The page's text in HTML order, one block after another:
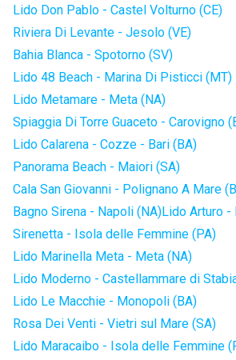
Lido Don Pablo - Castel Volturno (CE)
Riviera Di Levante - Jesolo (VE)
Bahia Blanca - Spotorno (SV)
Lido 48 Beach - Marina Di Pisticci (MT)
Lido Metamare - Meta (NA)
Spiaggia Di Torre Guaceto - Carovigno
Lido Calarena - Cozze - Bari (BA)
Panorama Beach - Maiori (SA)
Cala San Giovanni - Polignano A Mare
Bagno Sirena - Napoli (NA)Lido Arturo -
Sirenetta - Isola delle Femmine (PA)
Lido Marinella Meta - Meta (NA)
Lido Moderno - Castellammare di
Lido Le Macchie - Monopoli (BA)
Rosa Dei Venti - Vietri sul Mare (SA)
Lido Maracaibo - Isola delle Femmine